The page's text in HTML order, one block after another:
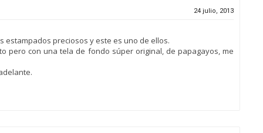
24 julio, 2013
estampados preciosos y este es uno de ellos.
pero con una tela de fondo súper original, de papagayos, me